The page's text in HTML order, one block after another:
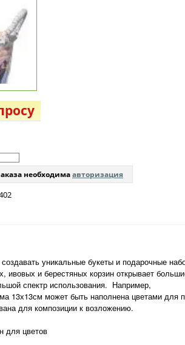
необходимаавторизация
уникальные букеты и подарочные
ивовых и берестяных корзин открывает
спектр использования. Например,
13х13см может быть наполнена цветами
для композиции к возложению.
для цветов